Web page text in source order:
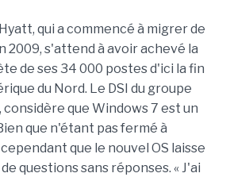
qui a commencé à migrer de
2009, s'attend à avoir achevé la
de ses 34 000 postes d'ici la fin
du Nord. Le DSI du groupe
considère que Windows 7 est un
que n'étant pas fermé à
que le nouvel OS laisse
questions sans réponses. « J'ai